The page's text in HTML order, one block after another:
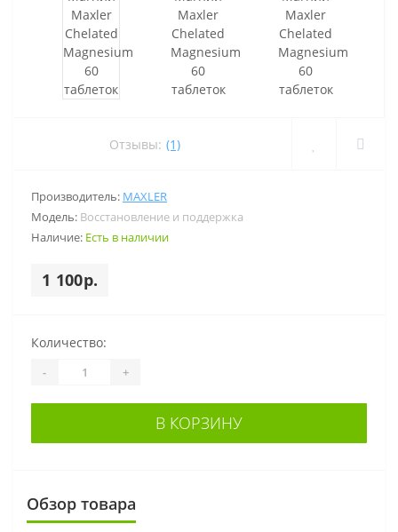
Отзывы: (1)
Производитель: MAXLER
Модель: Восстановление и поддержка
Наличие: Есть в наличии
1 100р.
Количество:
- +
В КОРЗИНУ
Обзор товара